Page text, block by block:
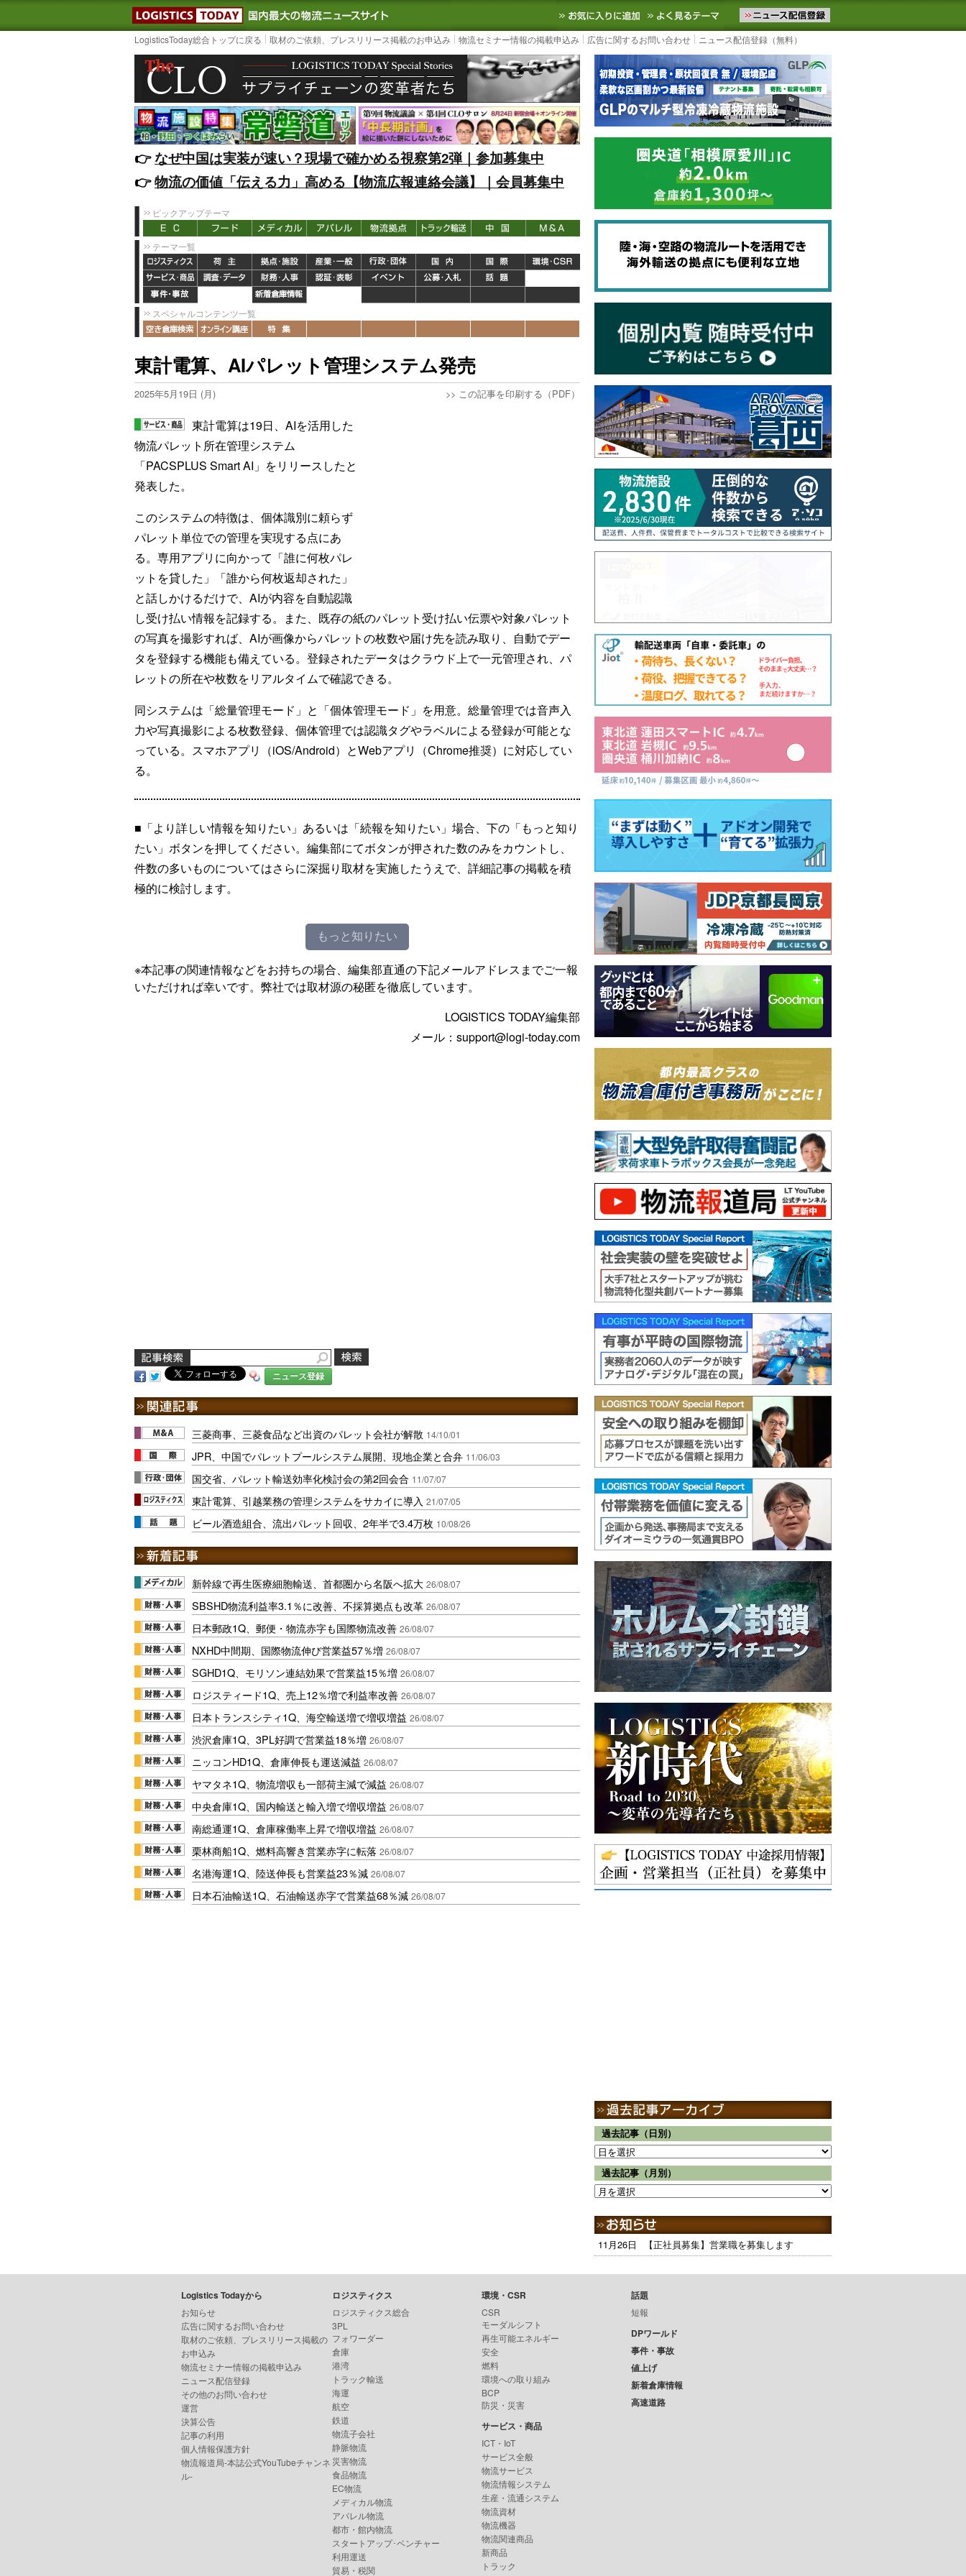
LOGISTICS TODAY｜国内最大の物流ニュースサイト3PL, SCMなど国内外の最新の物流ニュースをお届けします。物流ニュースメール配信を登録す
お気に入りに追加 よく見るテーマ
LogisticsToday総合トップに戻る 取材のご依頼、プレスリリース掲載のお申込み 物流セミナー情報の掲載申込み 広告に関するお問い合わせ ニュース配信登録（無料）
👉️なぜ中国は実装が速い？現場で確かめる視察第2弾｜参加募集中
👉️物流の価値「伝える力」高める【物流広報連絡会議】｜会員募集中
ピックアップテーマ
テーマ一覧
スペシャルコンテンツ一覧
東計電算、AIパレット管理システム発売
2025年5月19日 (月) >> この記事を印刷する（PDF）
東計電算は19日、AIを活用した
物流パレット所在管理システム
「PACSPLUS Smart AI」をリリースしたと
発表した。
このシステムの特徴は、個体識別に頼らず
パレット単位での管理を実現する点にあ
る。専用アプリに向かって「誰に何枚パレ
ットを貸した」「誰から何枚返却された」
と話しかけるだけで、AIが内容を自動認識
し受け払い情報を記録する。また、既存の紙のパレット受け払い伝票や対象パレット
の写真を撮影すれば、AIが画像からパレットの枚数や届け先を読み取り、自動でデー
タを登録する機能も備えている。登録されたデータはクラウド上で一元管理され、パ
レットの所在や枚数をリアルタイムで確認できる。
同システムは「総量管理モード」と「個体管理モード」を用意。総量管理では音声入
力や写真撮影による枚数登録、個体管理では認識タグやラベルによる登録が可能とな
っている。スマホアプリ（iOS/Android）とWebアプリ（Chrome推奨）に対応してい
る。
■「より詳しい情報を知りたい」あるいは「続報を知りたい」場合、下の「もっと知り
たい」ボタンを押してください。編集部にてボタンが押された数のみをカウントし、
件数の多いものについてはさらに深掘り取材を実施したうえで、詳細記事の掲載を積
極的に検討します。
もっと知りたい
※本記事の関連情報などをお持ちの場合、編集部直通の下記メールアドレスまでご一報
いただければ幸いです。弊社では取材源の秘匿を徹底しています。
LOGISTICS TODAY編集部
メール：support@logi-today.com
ニュース登録
三菱商事、三菱食品など出資のパレット会社が解散 14/10/01
JPR、中国でパレットプールシステム展開、現地企業と合弁 11/06/03
国交省、パレット輸送効率化検討会の第2回会合 11/07/07
東計電算、引越業務の管理システムをサカイに導入 21/07/05
ビール酒造組合、流出パレット回収、2年半で3.4万枚 10/08/26
新幹線で再生医療細胞輸送、首都圏から名阪へ拡大 26/08/07
SBSHD物流利益率3.1％に改善、不採算拠点も改革 26/08/07
日本郵政1Q、郵便・物流赤字も国際物流改善 26/08/07
NXHD中間期、国際物流伸び営業益57％増 26/08/07
SGHD1Q、モリソン連結効果で営業益15％増 26/08/07
ロジスティード1Q、売上12％増で利益率改善 26/08/07
日本トランスシティ1Q、海空輸送増で増収増益 26/08/07
渋沢倉庫1Q、3PL好調で営業益18％増 26/08/07
ニッコンHD1Q、倉庫伸長も運送減益 26/08/07
ヤマタネ1Q、物流増収も一部荷主減で減益 26/08/07
中央倉庫1Q、国内輸送と輸入増で増収増益 26/08/07
南総通運1Q、倉庫稼働率上昇で増収増益 26/08/07
栗林商船1Q、燃料高響き営業赤字に転落 26/08/07
名港海運1Q、陸送伸長も営業益23％減 26/08/07
日本石油輸送1Q、石油輸送赤字で営業益68％減 26/08/07
過去記事（日別）
過去記事（月別）
11月26日 【正社員募集】営業職を募集します
Logistics Todayから
お知らせ
広告に関するお問い合わせ
取材のご依頼、プレスリリース掲載の
お申込み
物流セミナー情報の掲載申込み
ニュース配信登録
その他のお問い合わせ
運営
決算公告
記事の利用
個人情報保護方針
物流報道局-本誌公式YouTubeチャンネ
ル-
ロジスティクス
ロジスティクス総合
3PL
フォワーダー
倉庫
港湾
トラック輸送
海運
航空
鉄道
物流子会社
静脈物流
災害物流
食品物流
EC物流
メディカル物流
アパレル物流
都市・館内物流
スタートアップ･ベンチャー
利用運送
貿易・税関
環境・CSR
CSR
モーダルシフト
再生可能エネルギー
安全
燃料
環境への取り組み
BCP
防災・災害
サービス・商品
ICT・IoT
サービス全般
物流サービス
物流情報システム
生産・流通システム
物流資材
物流機器
物流関連商品
新商品
トラック
話題
短報
DPワールド
事件・事故
値上げ
新着倉庫情報
高速道路